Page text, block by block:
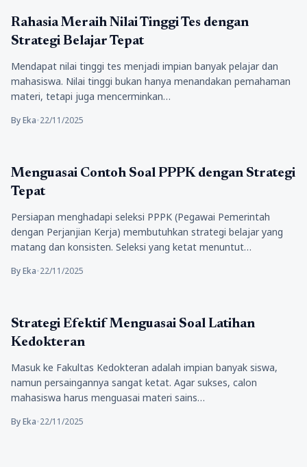
Pendidikan
Rahasia Meraih Nilai Tinggi Tes dengan
Strategi Belajar Tepat
Mendapat nilai tinggi tes menjadi impian banyak pelajar dan
mahasiswa. Nilai tinggi bukan hanya menandakan pemahaman
materi, tetapi juga mencerminkan…
By Eka•22/11/2025
Pendidikan
Menguasai Contoh Soal PPPK dengan Strategi
Tepat
Persiapan menghadapi seleksi PPPK (Pegawai Pemerintah
dengan Perjanjian Kerja) membutuhkan strategi belajar yang
matang dan konsisten. Seleksi yang ketat menuntut…
By Eka•22/11/2025
Pendidikan
Strategi Efektif Menguasai Soal Latihan
Kedokteran
Masuk ke Fakultas Kedokteran adalah impian banyak siswa,
namun persaingannya sangat ketat. Agar sukses, calon
mahasiswa harus menguasai materi sains…
By Eka•22/11/2025